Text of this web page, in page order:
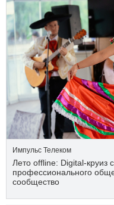
Импульс Телеком
Лето offline: Digital-круиз
профессионального
сообщество